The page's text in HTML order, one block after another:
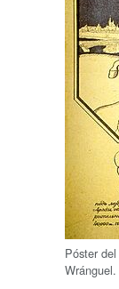
Póster
Wránguel.